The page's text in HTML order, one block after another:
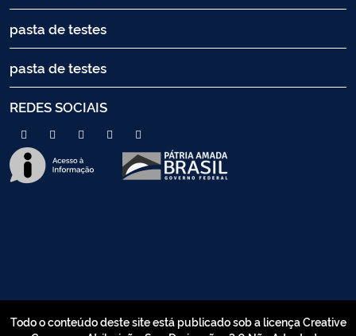
pasta de testes
pasta de testes
REDES SOCIAIS
Todo o conteúdo deste site está publicado sob a licença Creative